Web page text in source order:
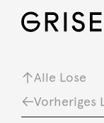
Alle Lose
Vorheriges